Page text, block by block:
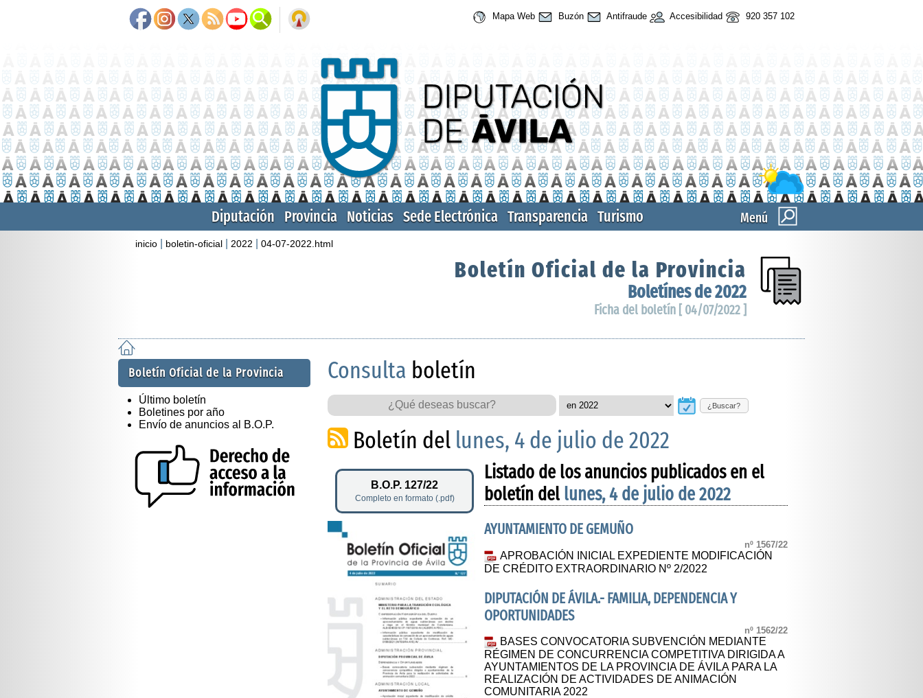
Mapa Web Buzón Antifraude Accesibilidad 920 357 102
Menú
Diputación Provincia Noticias Sede Electrónica Transparencia Turismo
inicio boletin-oficial 2022 04-07-2022.html
Boletín Oficial de la Provincia
Boletínes de 2022
Ficha del boletín [ 04/07/2022 ]
Boletín Oficial de la Provincia
Último boletín
Boletines por año
Envío de anuncios al B.O.P.
Consulta boletín
¿Buscar?
Boletín del lunes, 4 de julio de 2022
B.O.P. 127/22
Completo en formato (.pdf)
Listado de los anuncios publicados en el
boletín del lunes, 4 de julio de 2022
AYUNTAMIENTO DE GEMUÑO
nº 1567/22
APROBACIÓN INICIAL EXPEDIENTE MODIFICACIÓN
DE CRÉDITO EXTRAORDINARIO Nº 2/2022
DIPUTACIÓN DE ÁVILA.- FAMILIA, DEPENDENCIA Y
OPORTUNIDADES
nº 1562/22
BASES CONVOCATORIA SUBVENCIÓN MEDIANTE
RÉGIMEN DE CONCURRENCIA COMPETITIVA DIRIGIDA A
AYUNTAMIENTOS DE LA PROVINCIA DE ÁVILA PARA LA
REALIZACIÓN DE ACTIVIDADES DE ANIMACIÓN
COMUNITARIA 2022